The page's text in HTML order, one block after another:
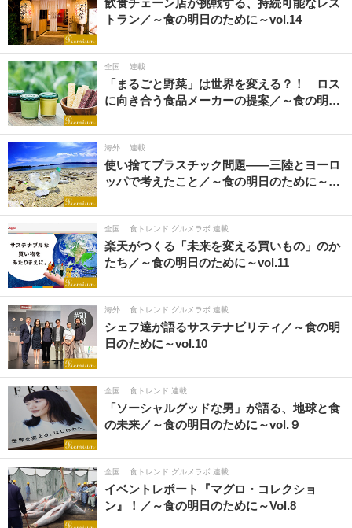
飲食チェーン店が挑戦する、持続可能なレス
トラン／～食の明日のために～vol.14
全国 連載
「まるごと野菜」は世界を変える？！ ロス
に向き合う食品メーカーの提案／～食の明…
海外 連載
使い捨てプラスチック問題――三陸とヨーロ
ッパで考えたこと／～食の明日のために～…
全国 食トレンド グルメラボ 連載
楽天がつくる「未来を変える買いもの」のか
たち／～食の明日のために～vol.11
海外 食トレンド グルメラボ 連載
シェフ達が語るサステナビリティ／～食の明
日のために～vol.10
全国 食トレンド 連載
「ソーシャルグッドな男」が語る、地球と食
の未来／～食の明日のために～vol.９
全国 食トレンド グルメラボ 連載
イベントレポート『マグロ・コレクショ
ン』！／～食の明日のために～Vol.8